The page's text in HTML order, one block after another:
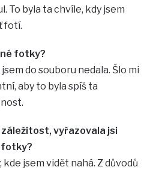
To byla ta chvíle, kdy jsem
fotí.
fotky?
do souboru nedala. Šlo mi
aby to byla spíš ta
záležitost, vyřazovala jsi
fotky?
jsem vidět nahá. Z důvodů